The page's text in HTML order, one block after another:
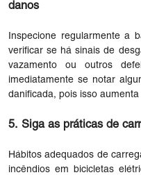
danos
Inspecione regularmente a
verificar se há sinais de
vazamento ou outros
imediatamente se notar
danificada, pois isso
5. Siga as práticas de
Hábitos adequados de
incêndios em bicicletas